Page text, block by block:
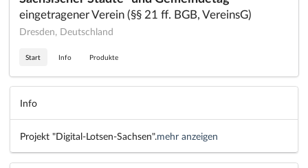
eingetragener Verein (§§ 21 ff. BGB, VereinsG)
Dresden, Deutschland
Start Info Produkte
Info
Projekt "Digital-Lotsen-Sachsen".mehr anzeigen